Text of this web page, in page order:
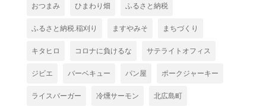
おつまみ ひまわり畑 ふるさと納税
ふるさと納税.稲刈り ますやみそ まちづくり
キタヒロ コロナに負けるな サテライトオフィス
ジビエ バーベキュー パン屋 ポークジャーキー
ライスバーガー 冷燻サーモン 北広島町